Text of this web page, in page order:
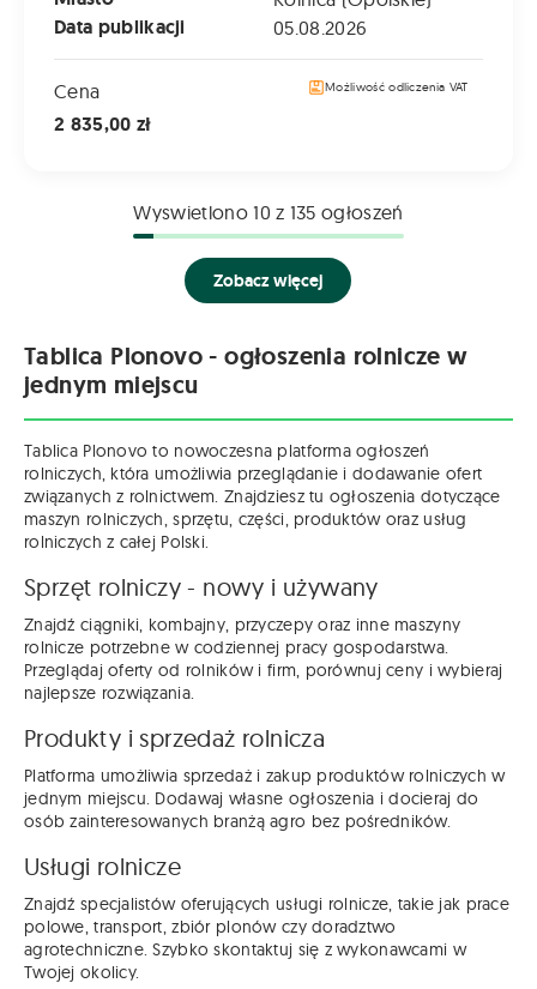
Data publikacji 05.08.2026
Cena
2 835,00 zł
Możliwość odliczenia VAT
Wyswietlono 10 z 135 ogłoszeń
Zobacz więcej
Tablica Plonovo - ogłoszenia rolnicze w
jednym miejscu
Tablica Plonovo to nowoczesna platforma ogłoszeń
rolniczych, która umożliwia przeglądanie i dodawanie ofert
związanych z rolnictwem. Znajdziesz tu ogłoszenia dotyczące
maszyn rolniczych, sprzętu, części, produktów oraz usług
rolniczych z całej Polski.
Sprzęt rolniczy - nowy i używany
Znajdź ciągniki, kombajny, przyczepy oraz inne maszyny
rolnicze potrzebne w codziennej pracy gospodarstwa.
Przeglądaj oferty od rolników i firm, porównuj ceny i wybieraj
najlepsze rozwiązania.
Produkty i sprzedaż rolnicza
Platforma umożliwia sprzedaż i zakup produktów rolniczych w
jednym miejscu. Dodawaj własne ogłoszenia i docieraj do
osób zainteresowanych branżą agro bez pośredników.
Usługi rolnicze
Znajdź specjalistów oferujących usługi rolnicze, takie jak prace
polowe, transport, zbiór plonów czy doradztwo
agrotechniczne. Szybko skontaktuj się z wykonawcami w
Twojej okolicy.